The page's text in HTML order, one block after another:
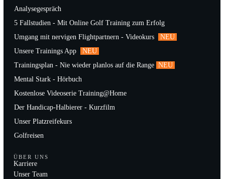
Analysegespräch
5 Fallstudien - Mit Online Golf Training zum Erfolg
Umgang mit nervigen Flightpartnern - Videokurs
NEU
Unsere Trainings App
NEU
Trainingsplan - Nie wieder planlos auf die Range NEU
Mental Stark - Hörbuch
Kostenlose Videoserie Training@Home
Der Handicap-Halbierer - Kurzfilm
Unser Platzreifekurs
Golfreisen
ÜBER UNS
Karriere
Unser Team